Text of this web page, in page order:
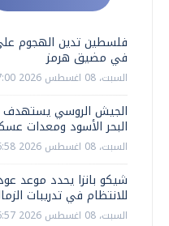
فلسطين تدين الهجوم
في مضيق هرمز
السبت، 08 اغسطس 2026 07:00 م
الجيش الروسي
البحر الأسود ومعدات
السبت، 08 اغسطس 2026 06:58 م
شيكو بانزا يحدد موعد
للانتظام في تدريبات
السبت، 08 اغسطس 2026 06:57 م